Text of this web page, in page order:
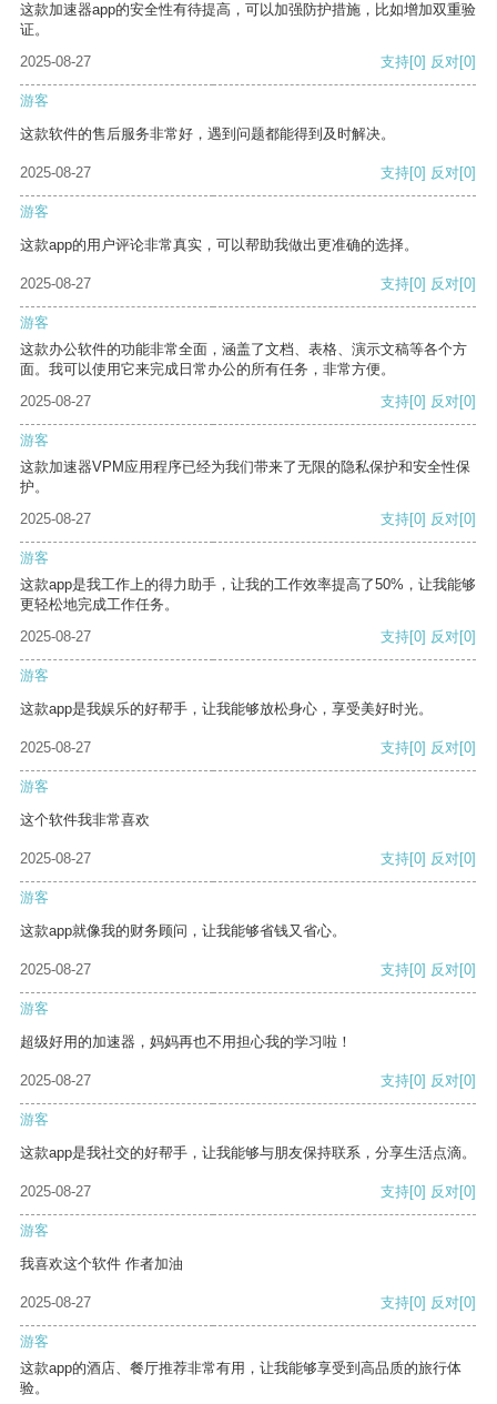
这款加速器app的安全性有待提高，可以加强防护措施，比如增加双重验
证。
2025-08-27
支持[0] 反对[0]
游客
这款软件的售后服务非常好，遇到问题都能得到及时解决。
2025-08-27 支持[0] 反对[0]
游客
这款app的用户评论非常真实，可以帮助我做出更准确的选择。
2025-08-27 支持[0] 反对[0]
游客
这款办公软件的功能非常全面，涵盖了文档、表格、演示文稿等各个方
面。我可以使用它来完成日常办公的所有任务，非常方便。
2025-08-27
支持[0] 反对[0]
游客
这款加速器VPM应用程序已经为我们带来了无限的隐私保护和安全性保
护。
2025-08-27
支持[0] 反对[0]
游客
这款app是我工作上的得力助手，让我的工作效率提高了50%，让我能够
更轻松地完成工作任务。
2025-08-27
支持[0] 反对[0]
游客
这款app是我娱乐的好帮手，让我能够放松身心，享受美好时光。
2025-08-27 支持[0] 反对[0]
游客
这个软件我非常喜欢
2025-08-27 支持[0] 反对[0]
游客
这款app就像我的财务顾问，让我能够省钱又省心。
2025-08-27 支持[0] 反对[0]
游客
超级好用的加速器，妈妈再也不用担心我的学习啦！
2025-08-27 支持[0] 反对[0]
游客
这款app是我社交的好帮手，让我能够与朋友保持联系，分享生活点滴。
2025-08-27 支持[0] 反对[0]
游客
我喜欢这个软件 作者加油
2025-08-27 支持[0] 反对[0]
游客
这款app的酒店、餐厅推荐非常有用，让我能够享受到高品质的旅行体
验。